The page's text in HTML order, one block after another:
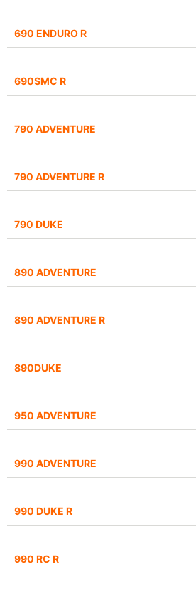
690 ENDURO R
690SMC R
790 ADVENTURE
790 ADVENTURE R
790 DUKE
890 ADVENTURE
890 ADVENTURE R
890DUKE
950 ADVENTURE
990 ADVENTURE
990 DUKE R
990 RC R